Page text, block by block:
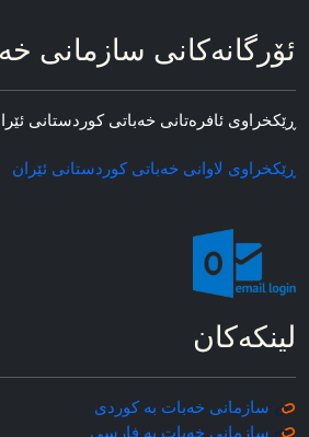
ئۆرگانه‌کانی سازمانی
ڕێکخراوی ئافره‌تانی خه‌باتی کوردستانی
ڕێکخراوی لاوانی خه‌باتی کوردستانی ئێران
لینکه‌کان
سازمانی خه‌بات به کوردی
سازمانی خه‌بات به فارسی